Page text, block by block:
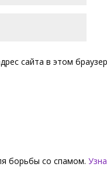
сайта в этом
борьбы со спамом.